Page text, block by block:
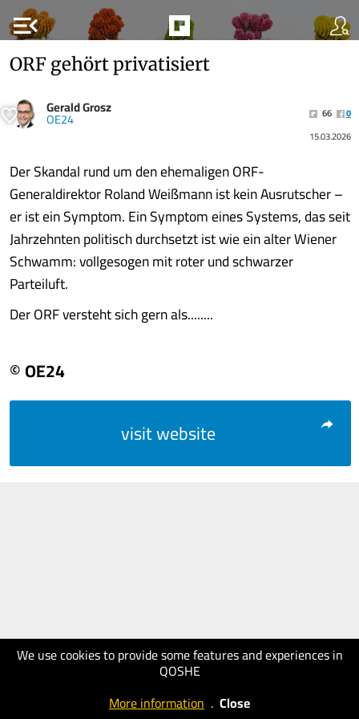
menu_open
We use cookies to provide some features and experiences in
QOSHE
More information . Close
ORF gehört privatisiert
Gerald Grosz
OE24 66
0
15.03.2026
Der Skandal rund um den ehemaligen ORF-
Generaldirektor Roland Weißmann ist kein Ausrutscher –
er ist ein Symptom. Ein Symptom eines Systems, das seit
Jahrzehnten politisch durchsetzt ist wie ein alter Wiener
Schwamm: vollgesogen mit roter und schwarzer
Parteiluft.
Der ORF versteht sich gern als........
© OE24
visit website